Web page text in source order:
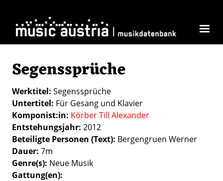
Segenssprüche
Werktitel Segenssprüche
Untertitel Für Gesang und Klavier
Komponist:in Körber Till Alexander
Entstehungsjahr 2012
Beteiligte Personen (Text) Bergengruen Werner
Dauer 7m
Genre(s) Neue Musik
Gattung(en)